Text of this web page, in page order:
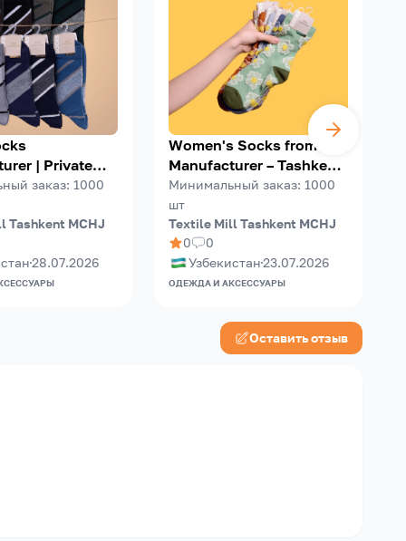
| Private
| Tashkent
заказ:1000
Tashkent MCHJ
28.07.2026
Women's Socks from the
Manufacturer – Tashkent
Mill Textile (TMT)
Минимальный заказ: 1000
шт
Textile Mill Tashkent MCHJ
0
0
Узбекистан23.07.2026
ОДЕЖДА И АКСЕССУАРЫ
Оставить отзыв